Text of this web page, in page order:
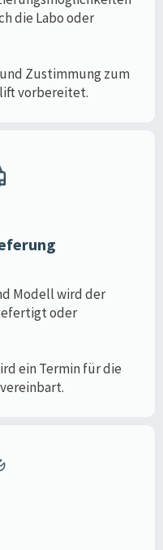
die Labo oder
Zustimmung zum
vorbereitet.
Modell wird der
oder
ein Termin für die